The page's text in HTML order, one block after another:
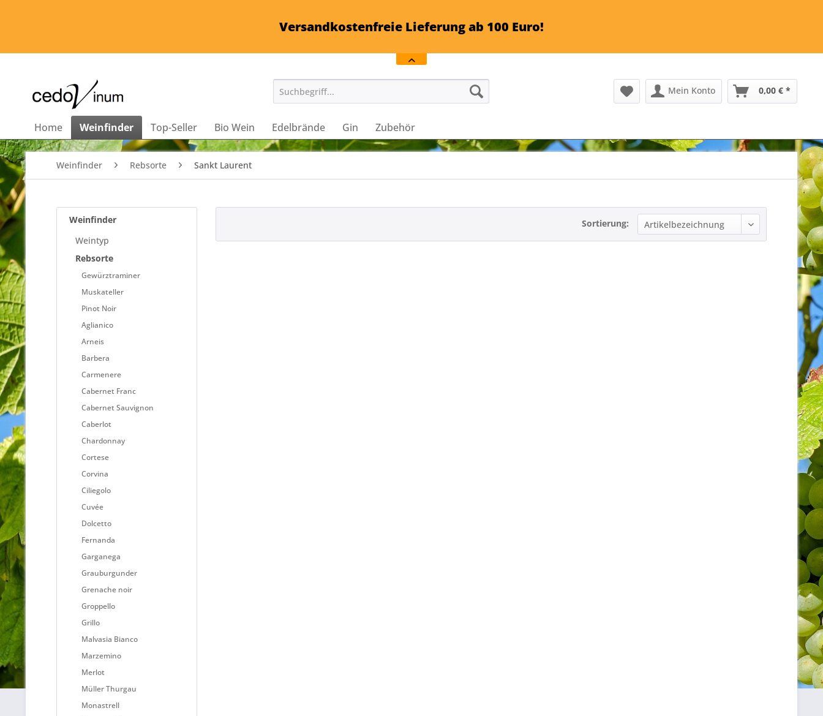
Versandkostenfreie Lieferung ab 100 Euro!
Mein Konto 0,00 € *
Home Weinfinder Top-Seller Bio Wein Edelbrände Gin Zubehör
Weinfinder Rebsorte Sankt Laurent
Weinfinder
Weintyp
Rebsorte
Gewürztraminer
Muskateller
Pinot Noir
Aglianico
Arneis
Barbera
Carmenere
Cabernet Franc
Cabernet Sauvignon
Caberlot
Chardonnay
Cortese
Corvina
Ciliegolo
Cuvée
Dolcetto
Fernanda
Garganega
Grauburgunder
Grenache noir
Groppello
Grillo
Malvasia Bianco
Marzemino
Merlot
Müller Thurgau
Monastrell
Sortierung: